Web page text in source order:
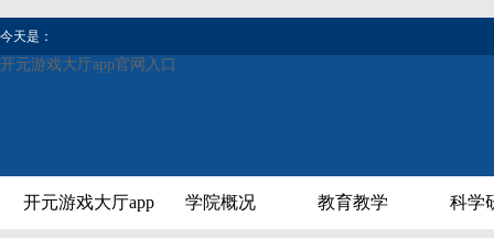
今天是：
开元游戏大厅app官网入口
开元游戏大厅app 学院概况 教育教学 科学